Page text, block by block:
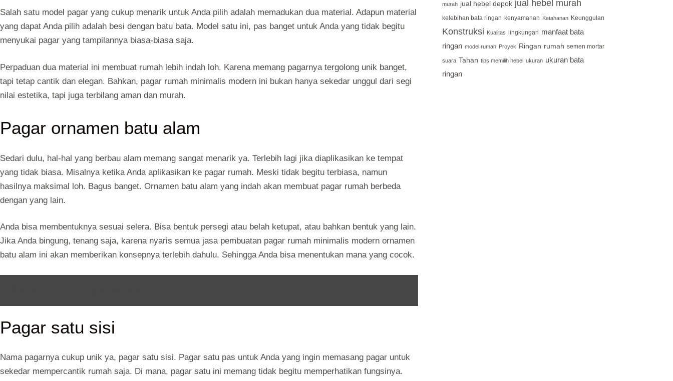
Salah satu model pagar yang cukup menarik untuk Anda pilih adalah memadukan dua material. Adapun material
yang dapat Anda pilih adalah besi dengan batu bata. Model satu ini, pas banget untuk Anda yang tidak begitu
menyukai pagar yang tampilannya biasa-biasa saja.
Perpaduan dua material ini membuat rumah lebih indah loh. Karena memang pagarnya tergolong unik banget,
tapi tetap cantik dan elegan. Bahkan, pagar rumah minimalis modern ini bukan hanya sekedar unggul dari segi
nilai estetika, tapi juga terbilang aman dan murah.
Pagar ornamen batu alam
Sedari dulu, hal-hal yang berbau alam memang sangat menarik ya. Terlebih lagi jika diaplikasikan ke tempat
yang tidak biasa. Misalnya ketika Anda aplikasikan ke pagar rumah. Meski tidak begitu terbiasa, namun
hasilnya maksimal loh. Bagus banget. Ornamen batu alam yang indah akan membuat pagar rumah berbeda
dengan yang lain.
Anda bisa membentuknya sesuai selera. Bisa bentuk persegi atau belah ketupat, atau bahkan bentuk yang lain.
Jika Anda bingung, tenang saja, karena nyaris semua jasa pembuatan pagar rumah minimalis modern ornamen
batu alam ini akan memberikan konsepnya terlebih dahulu. Sehingga Anda bisa menentukan mana yang cocok.
Pagar satu sisi
Nama pagarnya cukup unik ya, pagar satu sisi. Pagar satu pas untuk Anda yang ingin memasang pagar untuk
sekedar mempercantik rumah saja. Di mana, pagar satu ini memang tidak begitu memperhatikan fungsinya.
murah jual hebel depok jual hebel murah
kelebihan bata ringan kenyamanan Ketahanan Keunggulan
Konstruksi Kualitas lingkungan manfaat bata
ringan model rumah Proyek Ringan rumah semen mortar
suara Tahan tips memilih hebel ukuran ukuran bata
ringan